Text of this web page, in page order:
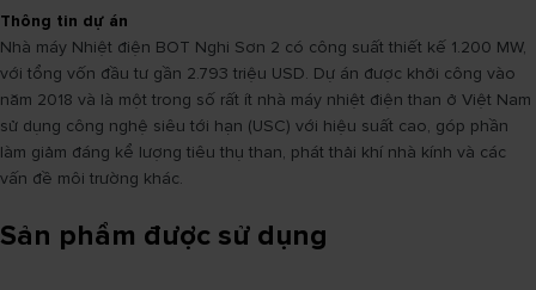
Thông tin dự án
Nhà máy Nhiệt điện BOT Nghi Sơn 2 có công suất thiết kế 1.200 MW,
với tổng vốn đầu tư gần 2.793 triệu USD. Dự án được khởi công vào
năm 2018 và là một trong số rất ít nhà máy nhiệt điện than ở Việt Nam
sử dụng công nghệ siêu tới hạn (USC) với hiệu suất cao, góp phần
làm giảm đáng kể lượng tiêu thụ than, phát thải khí nhà kính và các
vấn đề môi trường khác.
Sản phẩm được sử dụng